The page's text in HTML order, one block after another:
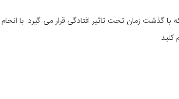
گذشت زمان تحت تاثیر افتادگی قرار می گیرد. با انجام
کنید.